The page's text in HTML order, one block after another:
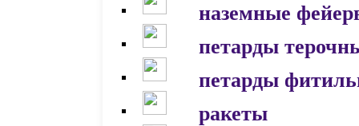
наземные
петарды
петарды
ракеты